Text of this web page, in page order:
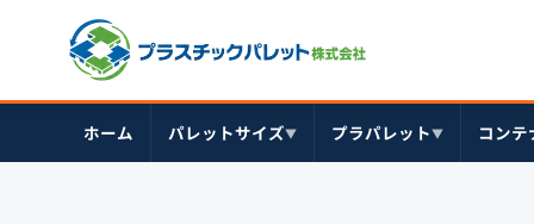
ホーム パレットサイズ▼ プラパレット▼ コンテ